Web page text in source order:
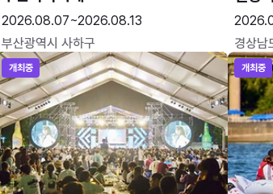
2026.08.07~2026.08.13
부산광역시 사하구
경상남
개최중 개최중